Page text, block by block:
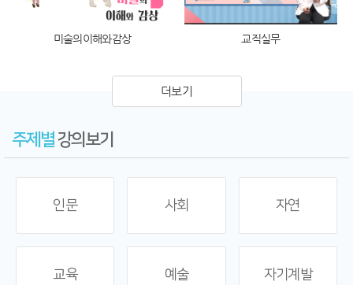
미술의이해와감상 교직실무
더보기
주제별강의보기
인문 사회 자연
교육 예술 자기계발